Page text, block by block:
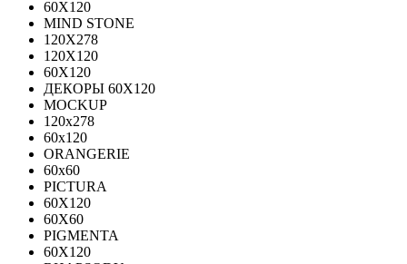
60Х120
MIND STONE
120X278
120Х120
60Х120
ДЕКОРЫ 60Х120
MOCKUP
120х278
60х120
ORANGERIE
60х60
PICTURA
60X120
60X60
PIGMENTA
60X120